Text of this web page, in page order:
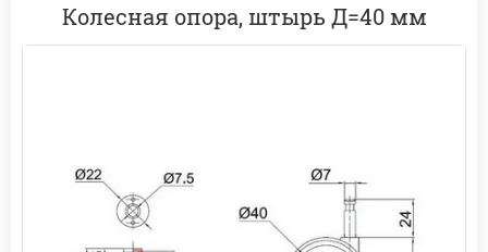
Колесная опора, штырь Д=40 мм